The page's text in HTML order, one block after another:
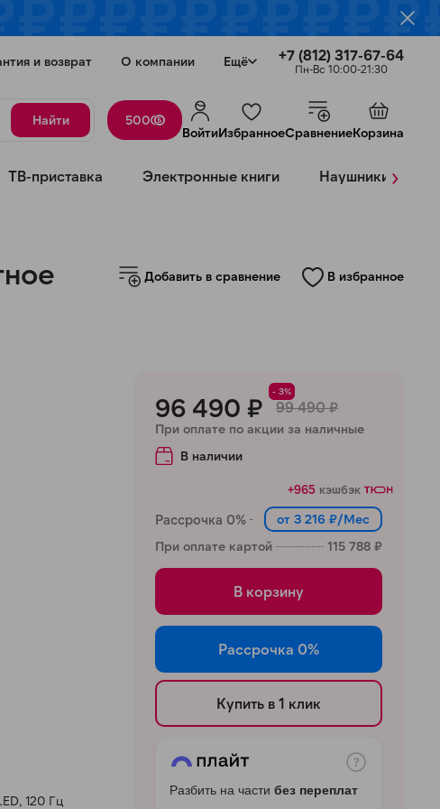
и возврат О компании Ещё +7 (812) 317-67-64
Пн-Вс 10:00-21:30
Найти
500
ВойтиИзбранноеСравнениеКорзина
ТВ-приставка Электронные книги Наушники ›
Добавить в сравнение В избранное
120 Гц
96 490 ₽
- 3%
99 490 ₽
При оплате по акции за наличные
В наличии
+965 кэшбэк
Рассрочка 0%
от 3 216 ₽/Мес
При оплате картой
115 788 ₽
В корзину
Рассрочка 0%
Купить в 1 клик
Разбить на части без переплат